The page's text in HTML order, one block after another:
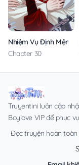
Nhiệm Vụ Định Mệnh
Chapter 30
Truyentini luôn cập
Boylove VIP để phục
Đọc truyện hoàn toàn